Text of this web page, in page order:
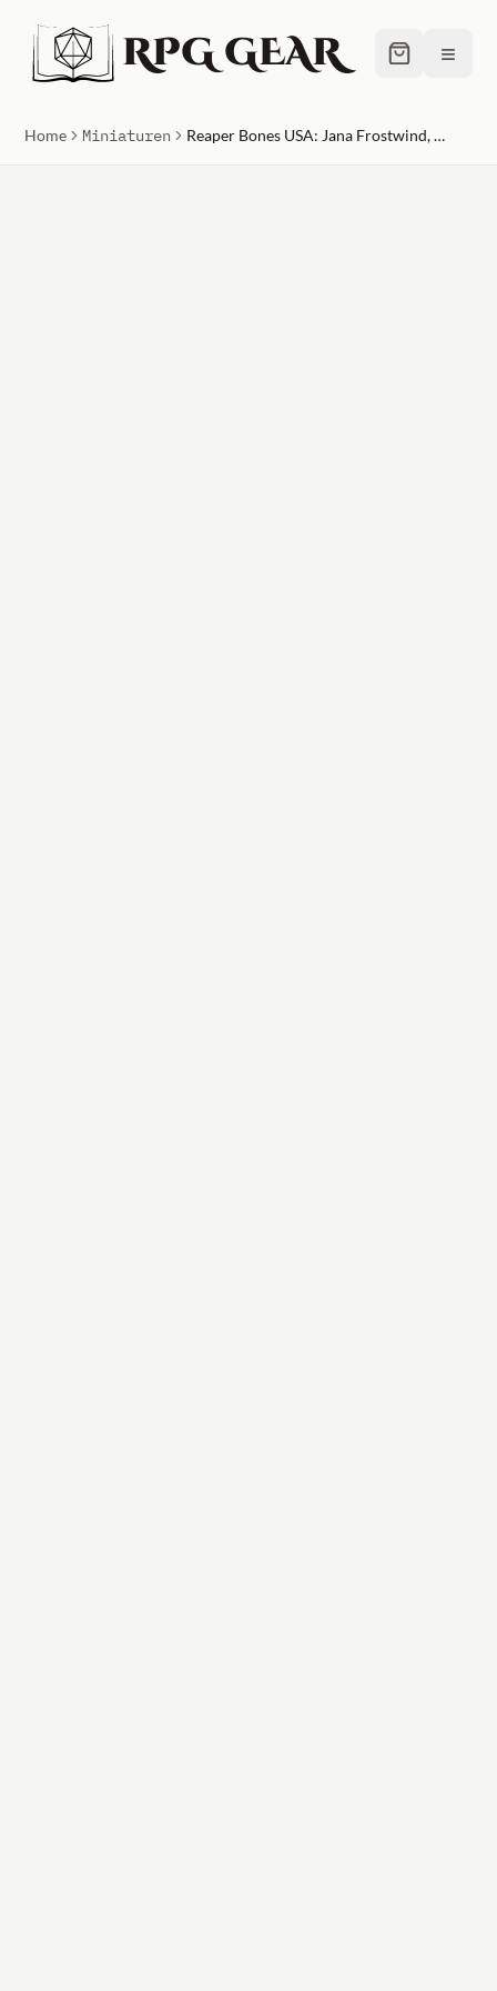
RPG GEAR ≡
Home Miniaturen Reaper Bones USA: Jana Frostwind, Barbarian